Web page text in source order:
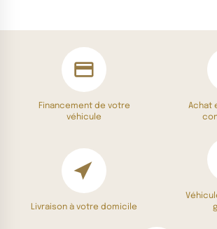
Financement de votre
véhicule
Achat
Livraison à votre domicile